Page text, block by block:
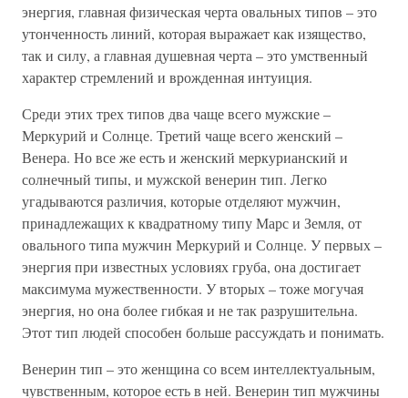
энергия, главная физическая черта овальных типов – это
утонченность линий, которая выражает как изящество,
так и силу, а главная душевная черта – это умственный
характер стремлений и врожденная интуиция.
Среди этих трех типов два чаще всего мужские –
Меркурий и Солнце. Третий чаще всего женский –
Венера. Но все же есть и женский меркурианский и
солнечный типы, и мужской венерин тип. Легко
угадываются различия, которые отделяют мужчин,
принадлежащих к квадратному типу Марс и Земля, от
овального типа мужчин Меркурий и Солнце. У первых –
энергия при известных условиях груба, она достигает
максимума мужественности. У вторых – тоже могучая
энергия, но она более гибкая и не так разрушительна.
Этот тип людей способен больше рассуждать и понимать.
Венерин тип – это женщина со всем интеллектуальным,
чувственным, которое есть в ней. Венерин тип мужчины